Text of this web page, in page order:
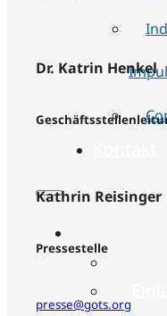
Dr. Katrin Henkel
Kathrin Reisinger
Pressestelle
presse@gots.org